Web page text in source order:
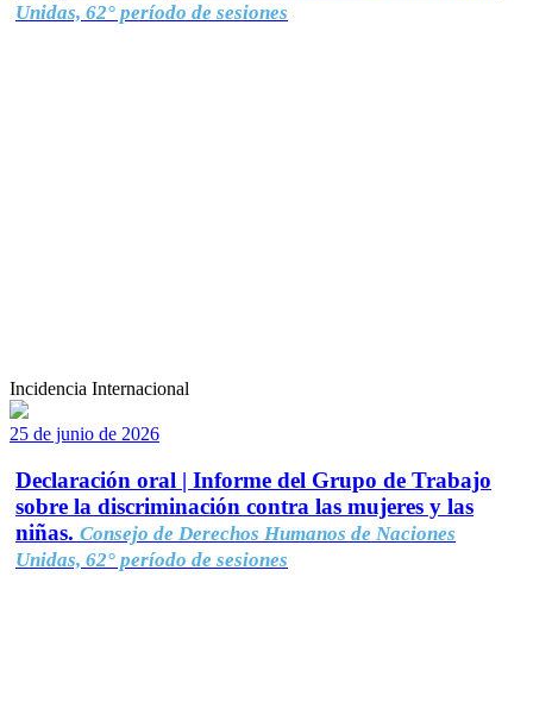
Unidas, 62° período de sesiones
Incidencia Internacional
25 de junio de 2026
Declaración oral | Informe del Grupo de Trabajo
sobre la discriminación contra las mujeres y las
niñas. Consejo de Derechos Humanos de Naciones
Unidas, 62° período de sesiones